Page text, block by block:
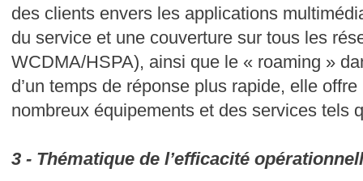
des clients envers les applications
du service et une couverture sur tous les
WCDMA/HSPA), ainsi que le « roaming »
d’un temps de réponse plus rapide, elle
nombreux équipements et des services tels
3 - Thématique de l’efficacité